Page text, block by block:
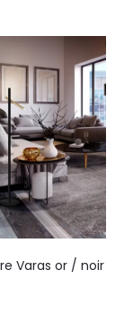
Varas or / noir